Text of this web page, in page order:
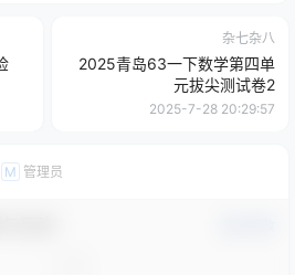
杂七杂八
2025青岛63一下数学第四单
元拔尖测试卷2
2025-7-28 20:29:57
M 管理员